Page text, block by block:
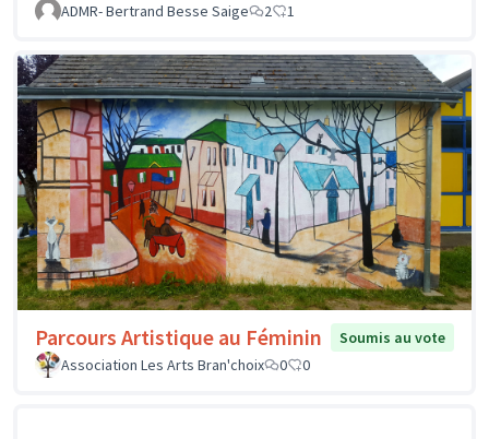
ADMR- Bertrand Besse Saige 2 1
Parcours Artistique au Féminin
Soumis au vote
Association Les Arts Bran'choix
0 0